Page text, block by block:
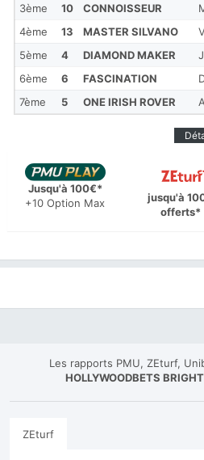
3ème
10 CONNOISSEUR
4ème
13 MASTER SILVANO
5ème
4 DIAMOND MAKER
6ème
6 FASCINATION
7ème
5 ONE IRISH ROVER
Jusqu'à 100€*
+10 Option Max
jusqu'à
offerts*
Les rapports PMU, ZEturf,
HOLLYWOODBETS
ZEturf